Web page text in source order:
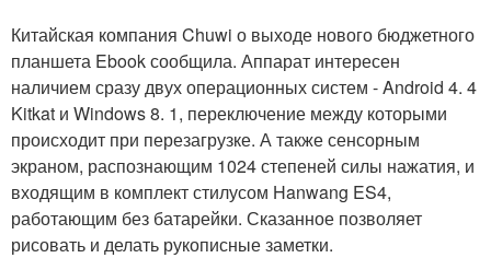
Китайская компания Chuwi о выходе нового бюджетного
планшета Ebook сообщила. Аппарат интересен
наличием сразу двух операционных систем - Android 4. 4
Kitkat и Windows 8. 1, переключение между которыми
происходит при перезагрузке. А также сенсорным
экраном, распознающим 1024 степеней силы нажатия, и
входящим в комплект стилусом Hanwang ES4,
работающим без батарейки. Сказанное позволяет
рисовать и делать рукописные заметки.